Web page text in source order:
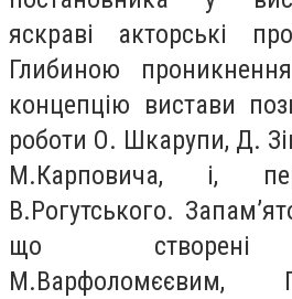
яскраві акторські
Глибиною
концепцію вистави
роботи О. Шкарупи, Д.
М.Карповича, і,
В.Рогутського.
що створені
М.Варфоломєєвим,